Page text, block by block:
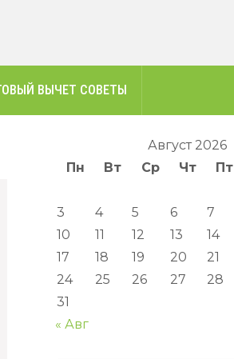
ВЫЧЕТ СОВЕТЫ
Август 2026
Пн
Вт Ср Чт Пт
3
4 5 6 7
10
11 12 13 14
17
18 19 20 21
24
25 26 27 28
31
« Авг